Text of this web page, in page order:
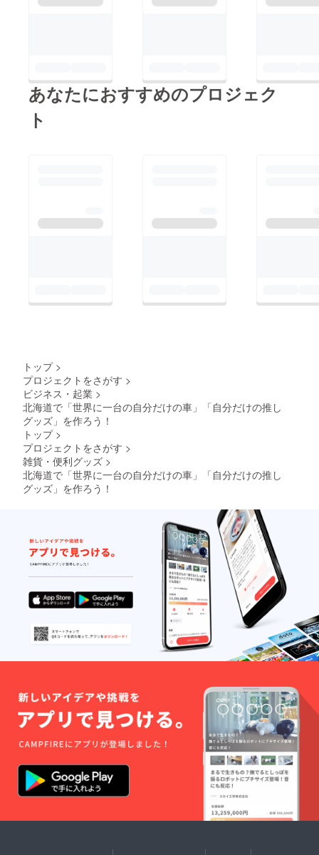
あなたにおすすめのプロジェク
ト
トップ >
プロジェクトをさがす >
ビジネス・起業 >
北海道で「世界に一台の自分だけの車」「自分だけの推し
グッズ」を作ろう！
トップ >
プロジェクトをさがす >
雑貨・便利グッズ >
北海道で「世界に一台の自分だけの車」「自分だけの推し
グッズ」を作ろう！